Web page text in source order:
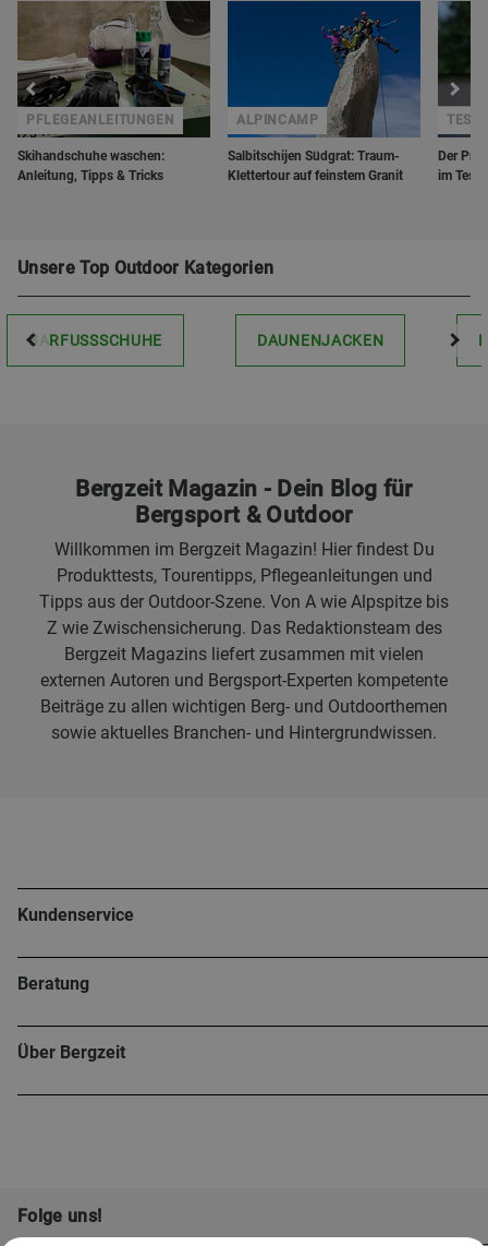
Skihandschuhe waschen:
Anleitung, Tipps & Tricks
PFLEGEANLEITUNGEN
Salbitschijen Südgrat: Traum-
Klettertour auf feinstem Granit
ALPINCAMP
Der
im Test
Unsere Top Outdoor Kategorien
BARFUSSSCHUHE DAUNENJACKEN
Bergzeit Magazin - Dein Blog für
Bergsport & Outdoor
Willkommen im Bergzeit Magazin! Hier findest Du
Produkttests, Tourentipps, Pflegeanleitungen und
Tipps aus der Outdoor-Szene. Von A wie Alpspitze bis
Z wie Zwischensicherung. Das Redaktionsteam des
Bergzeit Magazins liefert zusammen mit vielen
externen Autoren und Bergsport-Experten kompetente
Beiträge zu allen wichtigen Berg- und Outdoorthemen
sowie aktuelles Branchen- und Hintergrundwissen.
Kundenservice
Beratung
Über Bergzeit
Folge uns!